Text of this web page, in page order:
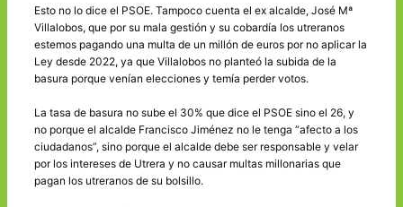
Esto no lo dice el PSOE. Tampoco cuenta el ex alcalde, José Mª
Villalobos, que por su mala gestión y su cobardía los utreranos
estemos pagando una multa de un millón de euros por no aplicar la
Ley desde 2022, ya que Villalobos no planteó la subida de la
basura porque venían elecciones y temía perder votos.
La tasa de basura no sube el 30% que dice el PSOE sino el 26, y
no porque el alcalde Francisco Jiménez no le tenga “afecto a los
ciudadanos”, sino porque el alcalde debe ser responsable y velar
por los intereses de Utrera y no causar multas millonarias que
pagan los utreranos de su bolsillo.